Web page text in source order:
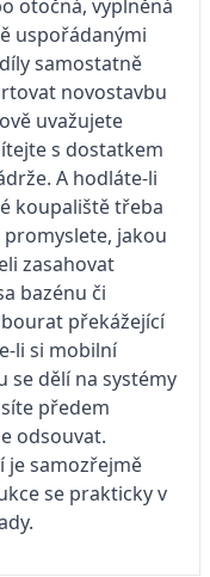
otočná, vyplněná
uspořádanými
samostatně
novostavbu
uvažujete
s dostatkem
A hodláte-li
koupaliště třeba
jakou
zasahovat
bazénu či
překážející
li si mobilní
se dělí na systémy
předem
odsouvat.
je samozřejmě
se prakticky v